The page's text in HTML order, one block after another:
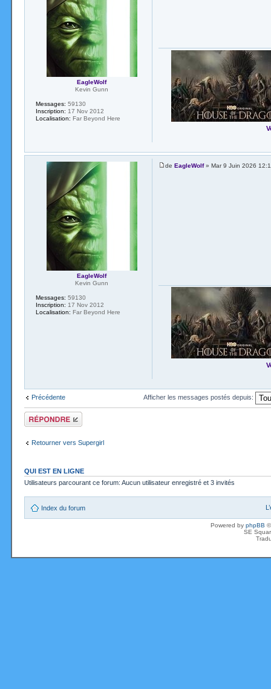
EagleWolf
Kevin Gunn
Messages: 59130
Inscription: 17 Nov 2012
Localisation: Far Beyond Here
de EagleWolf» Mar 9 Juin 2026
EagleWolf
Kevin Gunn
Messages: 59130
Inscription: 17 Nov 2012
Localisation: Far Beyond Here
Précédente Afficher les messages postés depuis:
Répondre
Retourner vers Supergirl
QUI EST EN LIGNE
Utilisateurs parcourant ce forum: Aucun utilisateur enregistré et 3 invités
Index du forum
Powered by phpBB
SE